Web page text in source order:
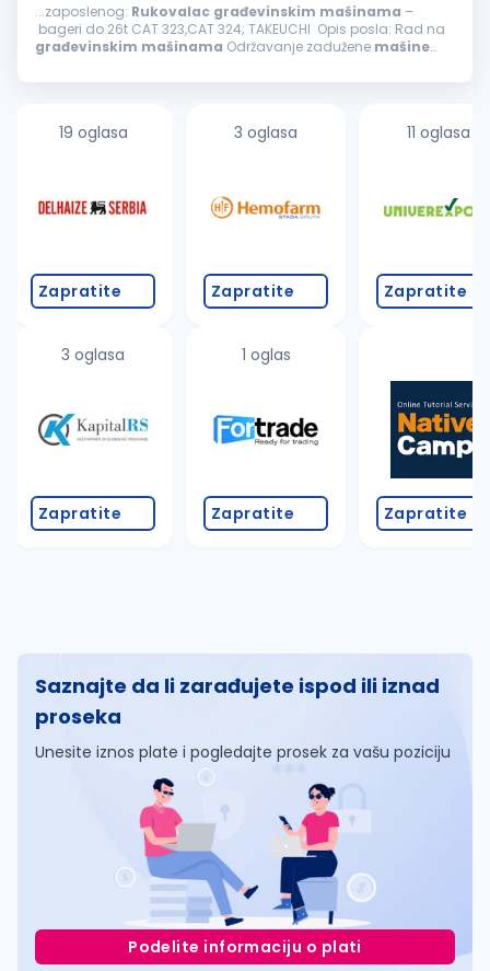
...zaposlenog: Rukovalac građevinskim mašinama –
bageri do 26t CAT 323,CAT 324; TAKEUCHI Opis posla: Rad na
građevinskim mašinama Održavanje zadužene mašine
iskustvo neophodno...
19 oglasa
Zapratite
3 oglasa
Zapratite
3 oglasa
Zapratite
1 oglas
Zapratite
11 oglasa
Zapratite
Zapratite
Saznajte da li zarađujete ispod ili iznad
proseka
Unesite iznos plate i pogledajte prosek za vašu poziciju
Podelite informaciju o plati